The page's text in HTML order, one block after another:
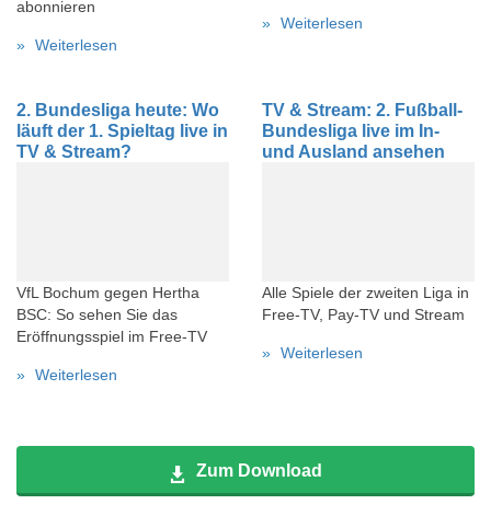
abonnieren
Weiterlesen
Weiterlesen
2. Bundesliga heute: Wo
läuft der 1. Spieltag live in
TV & Stream?
VfL Bochum gegen Hertha
BSC: So sehen Sie das
Eröffnungsspiel im Free-TV
Weiterlesen
TV & Stream: 2. Fußball-
Bundesliga live im In-
und Ausland ansehen
Alle Spiele der zweiten Liga in
Free-TV, Pay-TV und Stream
Weiterlesen
Zum Download